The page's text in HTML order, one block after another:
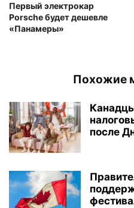
Первый электрокар
Porsche будет дешевле
«Панамеры»
Похожие
после